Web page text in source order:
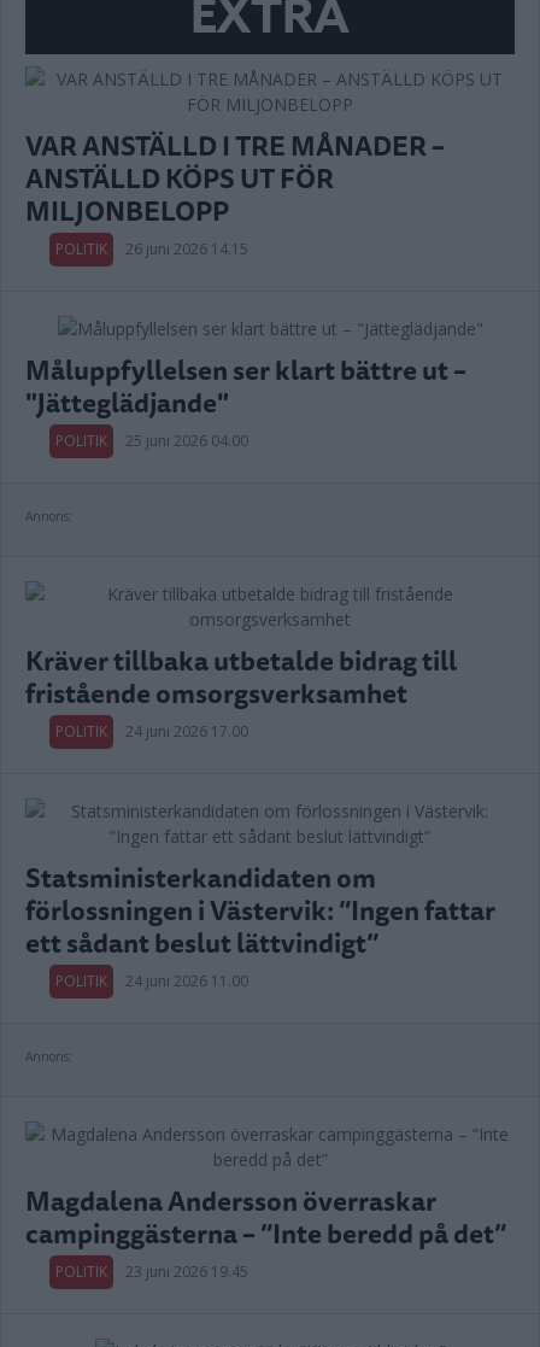
EXTRA
VAR ANSTÄLLD I TRE MÅNADER –
ANSTÄLLD KÖPS UT FÖR
MILJONBELOPP
POLITIK 26 juni 2026 14.15
Måluppfyllelsen ser klart bättre ut –
"Jätteglädjande"
POLITIK 25 juni 2026 04.00
Annons:
Kräver tillbaka utbetalde bidrag till
fristående omsorgsverksamhet
POLITIK 24 juni 2026 17.00
Statsministerkandidaten om
förlossningen i Västervik: ”Ingen fattar
ett sådant beslut lättvindigt”
POLITIK 24 juni 2026 11.00
Annons:
Magdalena Andersson överraskar
campinggästerna – ”Inte beredd på det”
POLITIK 23 juni 2026 19.45